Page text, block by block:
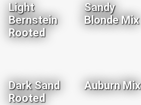
Light
Bernstein
Rooted
Sandy
Blonde Mix
Dark Sand
Rooted
Auburn Mix